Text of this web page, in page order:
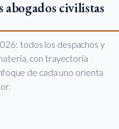
abogados civilistas
todos los despachos y
con trayectoria
de cada uno orienta